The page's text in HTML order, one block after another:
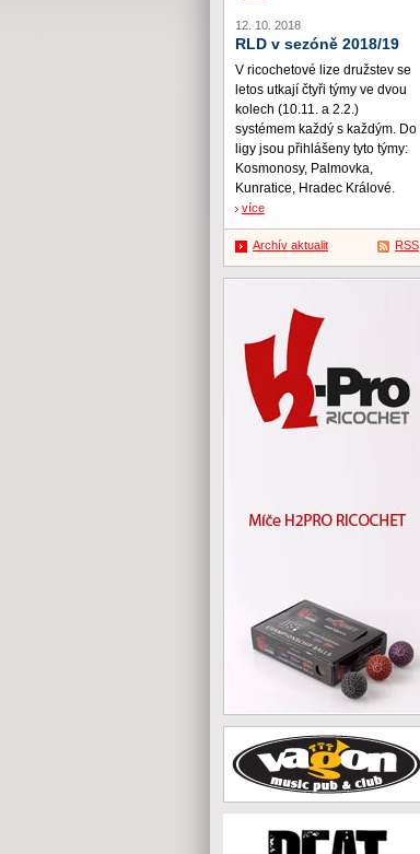
12. 10. 2018
RLD v sezóně 2018/19
V ricochetové lize družstev se
letos utkají čtyři týmy ve dvou
kolech (10.11. a 2.2.)
systémem každý s každým. Do
ligy jsou přihlášeny tyto týmy:
Kosmonosy, Palmovka,
Kunratice, Hradec Králové.
více
Archív aktualit RSS